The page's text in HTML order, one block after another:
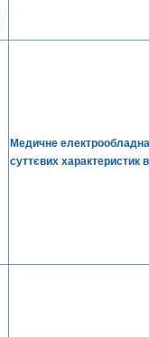
Медичне
суттєвих характеристик